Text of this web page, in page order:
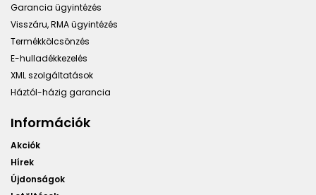
Garancia ügyintézés
Visszáru, RMA ügyintézés
Termékkölcsönzés
E-hulladékkezelés
XML szolgáltatások
Háztól-házig garancia
Információk
Akciók
Hírek
Újdonságok